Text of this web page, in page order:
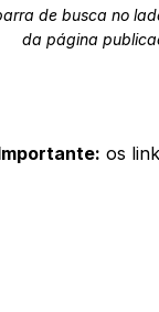
de busca no
da página
os